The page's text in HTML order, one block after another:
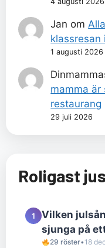
Jan om
klassresan
1 augusti 2026
mamma är
restaurang
29 juli 2026
Roligast
1
Vilken
sjunga på
29 röster•18